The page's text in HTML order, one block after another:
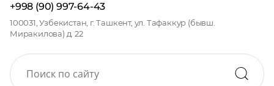
+998 (90) 997-64-43
100031, Узбекистан, г. Ташкент, ул. Тафаккур (бывш.
Миракилова) д. 22